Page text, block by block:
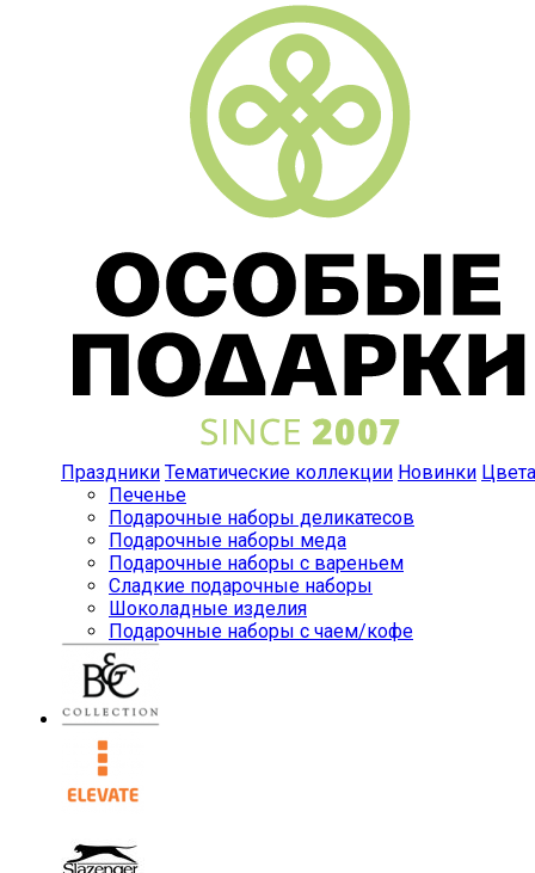
Праздники Тематические коллекции Новинки Цвета
Печенье
Подарочные наборы деликатесов
Подарочные наборы меда
Подарочные наборы с вареньем
Сладкие подарочные наборы
Шоколадные изделия
Подарочные наборы с чаем/кофе